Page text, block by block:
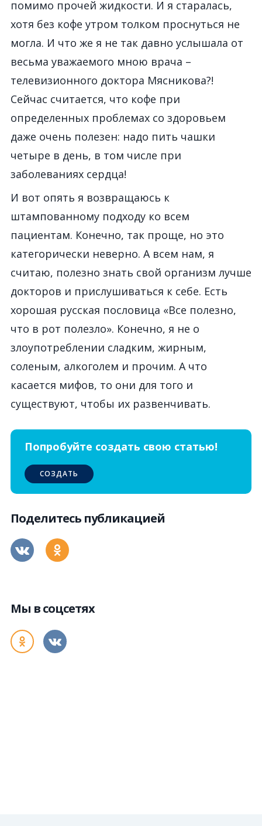
помимо прочей жидкости. И я старалась,
хотя без кофе утром толком проснуться не
могла. И что же я не так давно услышала от
весьма уважаемого мною врача –
телевизионного доктора Мясникова?!
Сейчас считается, что кофе при
определенных проблемах со здоровьем
даже очень полезен: надо пить чашки
четыре в день, в том числе при
заболеваниях сердца!
И вот опять я возвращаюсь к
штампованному подходу ко всем
пациентам. Конечно, так проще, но это
категорически неверно. А всем нам, я
считаю, полезно знать свой организм лучше
докторов и прислушиваться к себе. Есть
хорошая русская пословица «Все полезно,
что в рот полезло». Конечно, я не о
злоупотреблении сладким, жирным,
соленым, алкоголем и прочим. А что
касается мифов, то они для того и
существуют, чтобы их развенчивать.
Попробуйте создать свою статью!
СОЗДАТЬ
Поделитесь публикацией
Мы в соцсетях